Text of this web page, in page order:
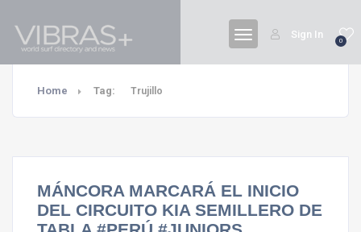
0
Sign In
Home Tag: Trujillo
MÁNCORA MARCARÁ EL INICIO
DEL CIRCUITO KIA SEMILLERO DE